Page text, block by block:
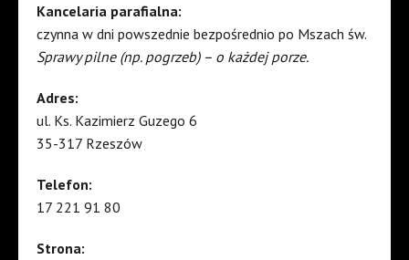
Kancelaria parafialna:
czynna w dni powszednie bezpośrednio po Mszach św.
Sprawy pilne (np. pogrzeb) – o każdej porze.
Adres:
ul. Ks. Kazimierz Guzego 6
35-317 Rzeszów
Telefon:
17 221 91 80
Strona: